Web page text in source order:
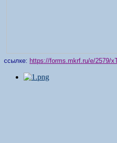
ссылке: https://forms.mkrf.ru/e/2579/